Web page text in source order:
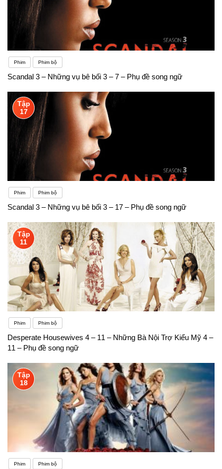
Phim Phim bộ
Scandal 3 – Những vụ bê bối 3 – 7 – Phụ đề song ngữ
Tập
17
Phim Phim bộ
Scandal 3 – Những vụ bê bối 3 – 17 – Phụ đề song ngữ
Tập
11
Phim Phim bộ
Desperate Housewives 4 – 11 – Những Bà Nội Trợ Kiểu Mỹ 4 –
11 – Phụ đề song ngữ
Tập
18
Phim Phim bộ